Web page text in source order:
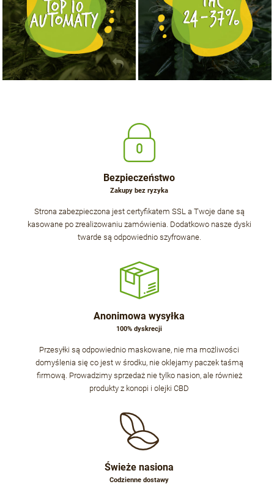
Bezpieczeństwo
Zakupy bez ryzyka
Strona zabezpieczona jest certyfikatem SSL a Twoje dane są
kasowane po zrealizowaniu zamówienia. Dodatkowo nasze dyski
twarde są odpowiednio szyfrowane.
Anonimowa wysyłka
100% dyskrecji
Przesyłki są odpowiednio maskowane, nie ma możliwości
domyślenia się co jest w środku, nie oklejamy paczek taśmą
firmową. Prowadzimy sprzedaż nie tylko nasion, ale również
produkty z konopi i olejki CBD
Świeże nasiona
Codzienne dostawy